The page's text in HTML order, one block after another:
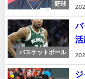
野球
バスケットボール
活